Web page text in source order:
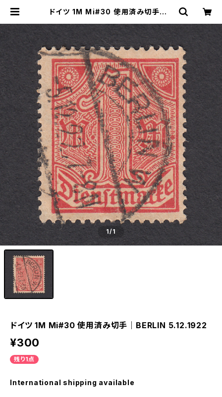
ドイツ 1M Mi#30 使用済み切手｜B
のネットショップ | Young Stamp
1/1
ドイツ 1M Mi#30 使用済み切手｜BERLIN 5.12.1922
¥300
残り1点
International shipping available